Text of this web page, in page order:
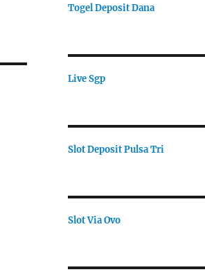
Togel Deposit Dana
Live Sgp
Slot Deposit Pulsa Tri
Slot Via Ovo